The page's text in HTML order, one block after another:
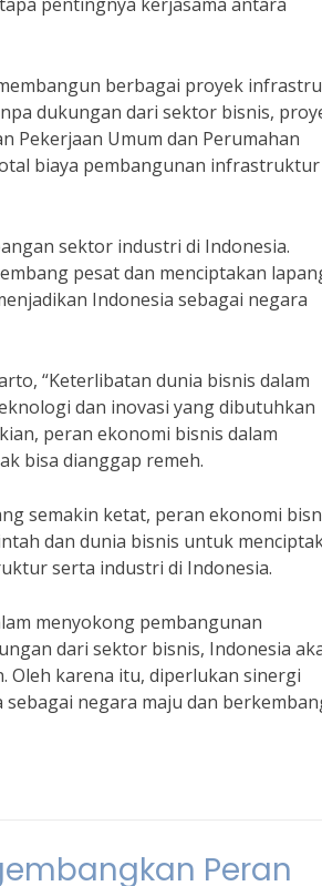
berbagai proyek
dukungan dari sektor bisnis,
Pekerjaan Umum dan Perumahan
biaya pembangunan infrastruktur
sektor industri di Indonesia.
pesat dan menciptakan
Indonesia sebagai negara
“Keterlibatan dunia bisnis dalam
dan inovasi yang dibutuhkan
peran ekonomi bisnis dalam
bisa dianggap remeh.
semakin ketat, peran ekonomi
dan dunia bisnis untuk
serta industri di Indonesia.
menyokong pembangunan
dari sektor bisnis, Indonesia
Oleh karena itu, diperlukan sinergi
negara maju dan
Peran